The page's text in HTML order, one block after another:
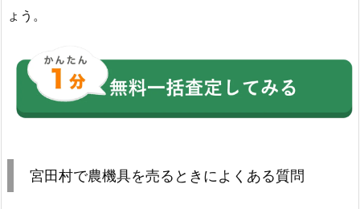
ょう。
宮田村で農機具を売るときによくある質問